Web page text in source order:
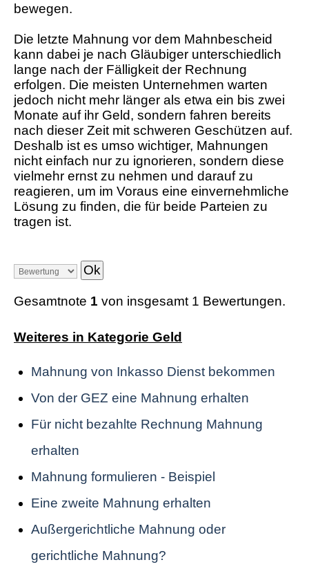
bewegen.
Die letzte Mahnung vor dem Mahnbescheid
kann dabei je nach Gläubiger unterschiedlich
lange nach der Fälligkeit der Rechnung
erfolgen. Die meisten Unternehmen warten
jedoch nicht mehr länger als etwa ein bis zwei
Monate auf ihr Geld, sondern fahren bereits
nach dieser Zeit mit schweren Geschützen auf.
Deshalb ist es umso wichtiger, Mahnungen
nicht einfach nur zu ignorieren, sondern diese
vielmehr ernst zu nehmen und darauf zu
reagieren, um im Voraus eine einvernehmliche
Lösung zu finden, die für beide Parteien zu
tragen ist.
Gesamtnote 1 von insgesamt 1 Bewertungen.
Weiteres in Kategorie Geld
Mahnung von Inkasso Dienst bekommen
Von der GEZ eine Mahnung erhalten
Für nicht bezahlte Rechnung Mahnung
erhalten
Mahnung formulieren - Beispiel
Eine zweite Mahnung erhalten
Außergerichtliche Mahnung oder
gerichtliche Mahnung?